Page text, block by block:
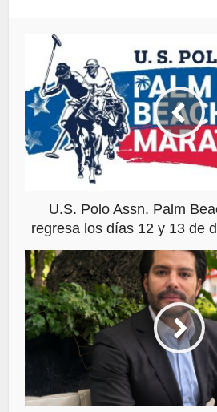
U.S. Polo Assn. Palm
regresa los días 12 y 13 de